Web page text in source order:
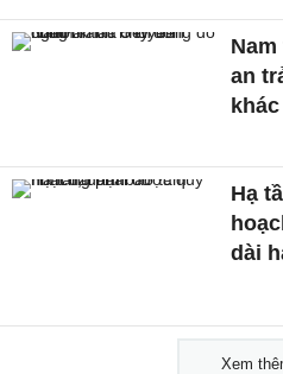
an
Hạ
dài
Xem